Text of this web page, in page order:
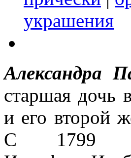
украшения
Александра
старшая дочь
и его второй
С 1799